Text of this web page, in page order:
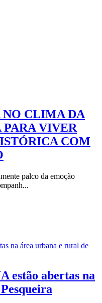
CLIMA DA
PARA VIVER
COM
palco da emoção
estão abertas na